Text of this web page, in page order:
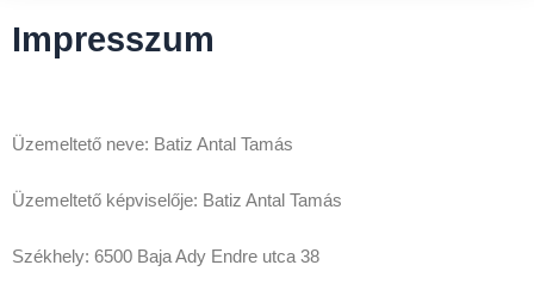
Impresszum
Üzemeltető neve: Batiz Antal Tamás
Üzemeltető képviselője: Batiz Antal Tamás
Székhely: 6500 Baja Ady Endre utca 38